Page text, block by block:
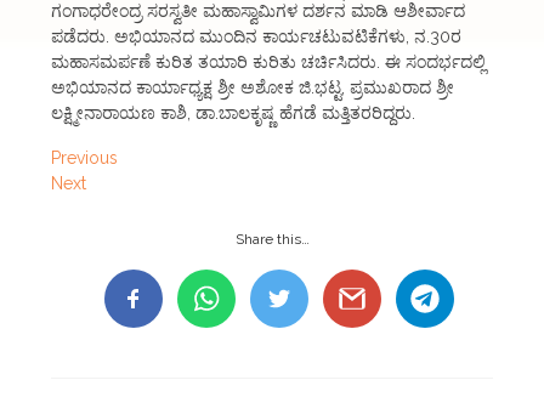
ಗಂಗಾಧರೇಂದ್ರ ಸರಸ್ವತೀ ಮಹಾಸ್ವಾಮಿಗಳ ದರ್ಶನ ಮಾಡಿ ಆಶೀರ್ವಾದ
ಪಡೆದರು. ಅಭಿಯಾನದ ಮುಂದಿನ ಕಾರ್ಯಚಟುವಟಿಕೆಗಳು, ನ.30ರ
ಮಹಾಸಮರ್ಪಣೆ ಕುರಿತ ತಯಾರಿ ಕುರಿತು ಚರ್ಚಿಸಿದರು. ಈ ಸಂದರ್ಭದಲ್ಲಿ
ಅಭಿಯಾನದ ಕಾರ್ಯಾಧ್ಯಕ್ಷ ಶ್ರೀ ಅಶೋಕ ಜಿ.ಭಟ್ಟ, ಪ್ರಮುಖರಾದ ಶ್ರೀ
ಲಕ್ಷ್ಮೀನಾರಾಯಣ ಕಾಶಿ, ಡಾ.ಬಾಲಕೃಷ್ಣ ಹೆಗಡೆ ಮತ್ತಿತರರಿದ್ದರು.
Previous
Next
Share this…